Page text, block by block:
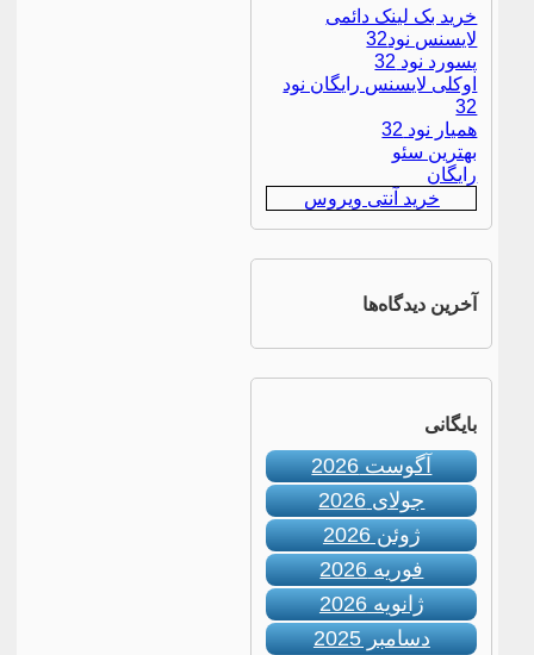
خرید بک لینک دائمی
لایسنس نود32
پسورد نود 32
اوکلی لایسنس رایگان نود
32
همیار نود 32
بهترین سئو
رایگان
خرید آنتی ویروس
آخرین دیدگاه‌ها
بایگانی
آگوست 2026
جولای 2026
ژوئن 2026
فوریه 2026
ژانویه 2026
دسامبر 2025